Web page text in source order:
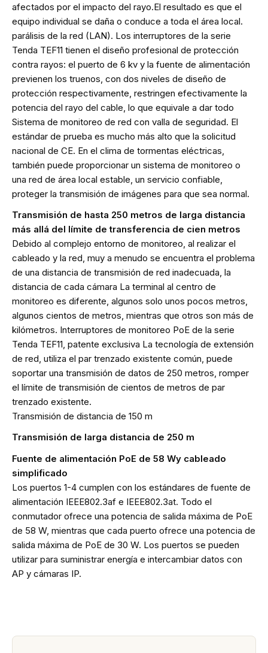
afectados por el impacto del rayo.El resultado es que el
equipo individual se daña o conduce a toda el área local.
parálisis de la red (LAN). Los interruptores de la serie
Tenda TEF11 tienen el diseño profesional de protección
contra rayos: el puerto de 6 kv y la fuente de alimentación
previenen los truenos, con dos niveles de diseño de
protección respectivamente, restringen efectivamente la
potencia del rayo del cable, lo que equivale a dar todo
Sistema de monitoreo de red con valla de seguridad. El
estándar de prueba es mucho más alto que la solicitud
nacional de CE. En el clima de tormentas eléctricas,
también puede proporcionar un sistema de monitoreo o
una red de área local estable, un servicio confiable,
proteger la transmisión de imágenes para que sea normal.
Transmisión de hasta 250 metros de larga distancia
más allá del límite de transferencia de cien metros
Debido al complejo entorno de monitoreo, al realizar el
cableado y la red, muy a menudo se encuentra el problema
de una distancia de transmisión de red inadecuada, la
distancia de cada cámara La terminal al centro de
monitoreo es diferente, algunos solo unos pocos metros,
algunos cientos de metros, mientras que otros son más de
kilómetros. Interruptores de monitoreo PoE de la serie
Tenda TEF11, patente exclusiva La tecnología de extensión
de red, utiliza el par trenzado existente común, puede
soportar una transmisión de datos de 250 metros, romper
el límite de transmisión de cientos de metros de par
trenzado existente.
Transmisión de distancia de 150 m
Transmisión de larga distancia de 250 m
Fuente de alimentación PoE de 58 Wy cableado
simplificado
Los puertos 1-4 cumplen con los estándares de fuente de
alimentación IEEE802.3af e IEEE802.3at. Todo el
conmutador ofrece una potencia de salida máxima de PoE
de 58 W, mientras que cada puerto ofrece una potencia de
salida máxima de PoE de 30 W. Los puertos se pueden
utilizar para suministrar energía e intercambiar datos con
AP y cámaras IP.